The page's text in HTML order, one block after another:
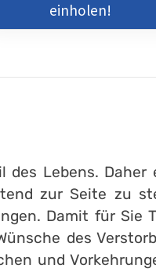
einholen!
des Lebens. Daher
zur Seite zu
Damit für Sie
des
und